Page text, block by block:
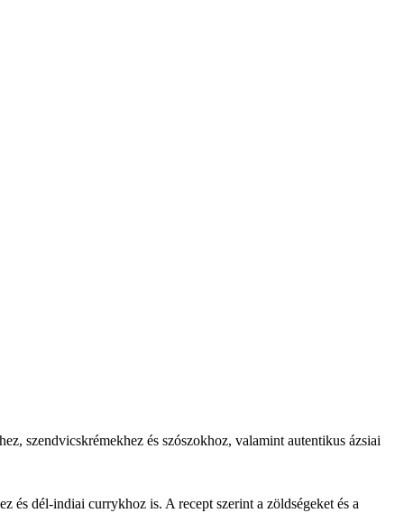
szendvicskrémekhez és szószokhoz, valamint autentikus ázsiai
és dél-indiai currykhoz is. A recept szerint a zöldségeket és a